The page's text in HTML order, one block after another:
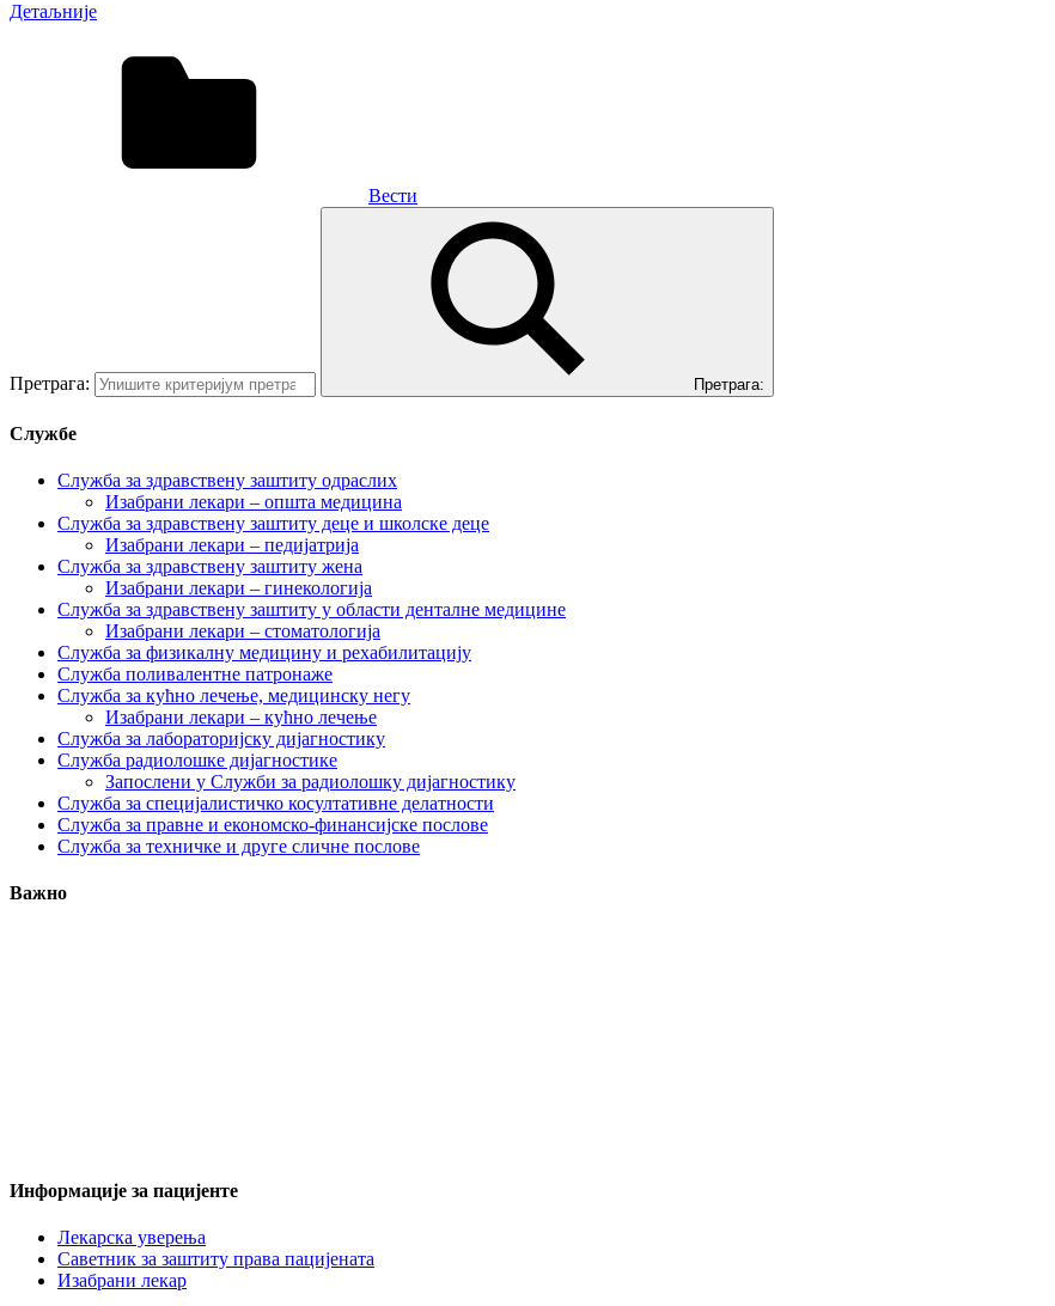
Детаљније
Вести
Претрага: Претрага:
Службе
Служба за здравствену заштиту одраслих
Изабрани лекари – општа медицина
Служба за здравствену заштиту деце и школске деце
Изабрани лекари – педијатрија
Служба за здравствену заштиту жена
Изабрани лекари – гинекологија
Служба за здравствену заштиту у области денталне медицине
Изабрани лекари – стоматологија
Служба за физикалну медицину и рехабилитацију
Служба поливалентне патронаже
Служба за кућно лечење, медицинску негу
Изабрани лекари – кућно лечење
Служба за лабораторијску дијагностику
Служба радиолошке дијагностике
Запослени у Служби за радиолошку дијагностику
Служба за специјалистичко косултативне делатности
Служба за правне и економско-финансијске послове
Служба за техничке и друге сличне послове
Важно
Информације за пацијенте
Лекарска уверења
Саветник за заштиту права пацијената
Изабрани лекар